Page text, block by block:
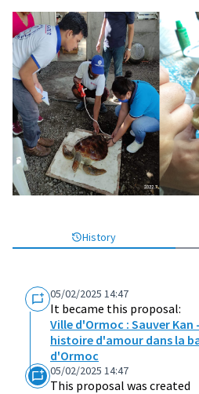
History
05/02/2025 14:47
It became this proposal:
Ville d'Ormoc : Sauver Kan
histoire d'amour dans la
d'Ormoc
05/02/2025 14:47
This proposal was created